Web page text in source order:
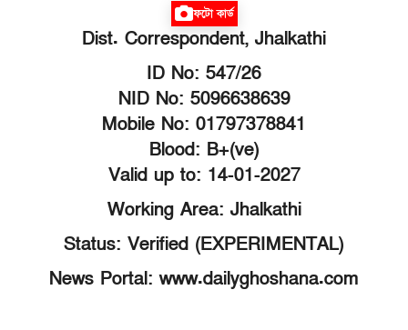
ফটো কার্ড
Dist. Correspondent, Jhalkathi
ID No: 547/26
NID No: 5096638639
Mobile No: 01797378841
Blood: B+(ve)
Valid up to: 14-01-2027
Working Area: Jhalkathi
Status: Verified (EXPERIMENTAL)
News Portal: www.dailyghoshana.com